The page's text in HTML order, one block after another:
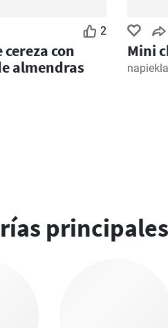
2
cereza con
almendras
Mini
napiekla
principales